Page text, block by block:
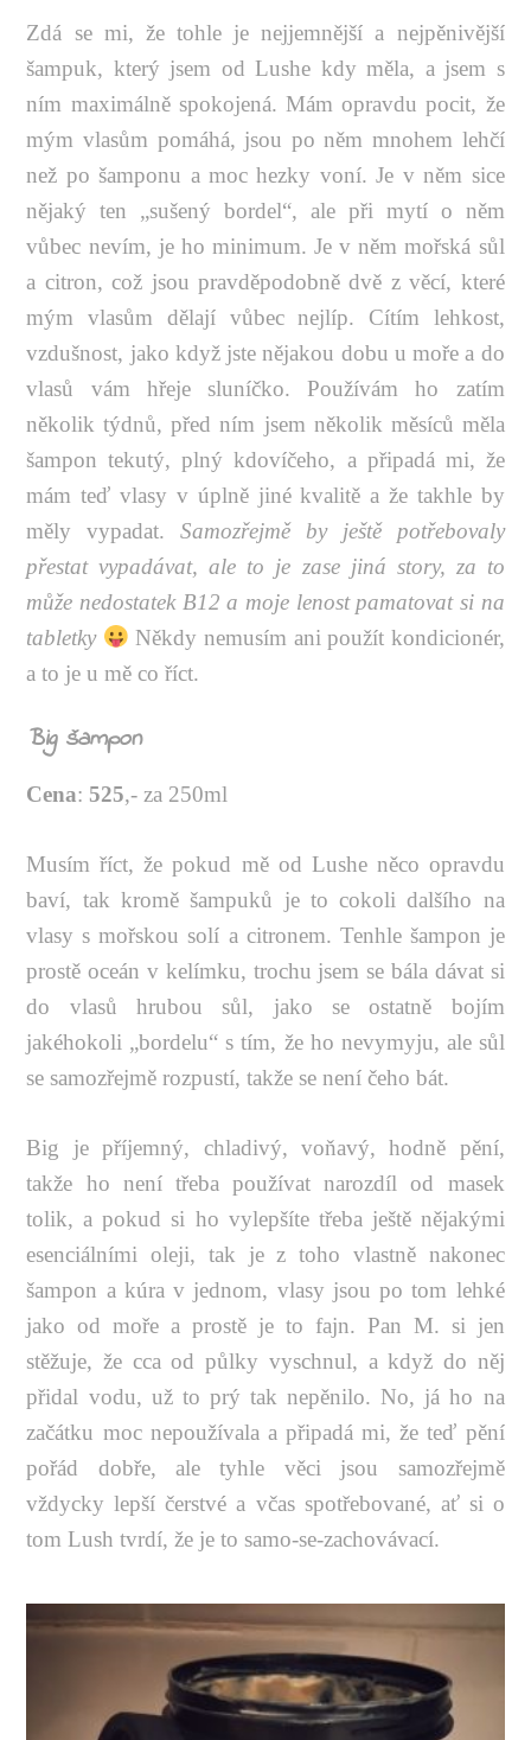
Zdá se mi, že tohle je nejjemnější a nejpěnivější
šampuk, který jsem od Lushe kdy měla, a jsem s
ním maximálně spokojená. Mám opravdu pocit, že
mým vlasům pomáhá, jsou po něm mnohem lehčí
než po šamponu a moc hezky voní. Je v něm sice
nějaký ten „sušený bordel“, ale při mytí o něm
vůbec nevím, je ho minimum. Je v něm mořská sůl
a citron, což jsou pravděpodobně dvě z věcí, které
mým vlasům dělají vůbec nejlíp. Cítím lehkost,
vzdušnost, jako když jste nějakou dobu u moře a do
vlasů vám hřeje sluníčko. Používám ho zatím
několik týdnů, před ním jsem několik měsíců měla
šampon tekutý, plný kdovíčeho, a připadá mi, že
mám teď vlasy v úplně jiné kvalitě a že takhle by
měly vypadat. Samozřejmě by ještě potřebovaly
přestat vypadávat, ale to je zase jiná story, za to
může nedostatek B12 a moje lenost pamatovat si na
tabletky
Někdy nemusím ani použít kondicionér,
a to je u mě co říct.
Big šampon
Cena: 525,- za 250ml
Musím říct, že pokud mě od Lushe něco opravdu
baví, tak kromě šampuků je to cokoli dalšího na
vlasy s mořskou solí a citronem. Tenhle šampon je
prostě oceán v kelímku, trochu jsem se bála dávat si
do vlasů hrubou sůl, jako se ostatně bojím
jakéhokoli „bordelu“ s tím, že ho nevymyju, ale sůl
se samozřejmě rozpustí, takže se není čeho bát.
Big je příjemný, chladivý, voňavý, hodně pění,
takže ho není třeba používat narozdíl od masek
tolik, a pokud si ho vylepšíte třeba ještě nějakými
esenciálními oleji, tak je z toho vlastně nakonec
šampon a kúra v jednom, vlasy jsou po tom lehké
jako od moře a prostě je to fajn. Pan M. si jen
stěžuje, že cca od půlky vyschnul, a když do něj
přidal vodu, už to prý tak nepěnilo. No, já ho na
začátku moc nepoužívala a připadá mi, že teď pění
pořád dobře, ale tyhle věci jsou samozřejmě
vždycky lepší čerstvé a včas spotřebované, ať si o
tom Lush tvrdí, že je to samo-se-zachovávací.